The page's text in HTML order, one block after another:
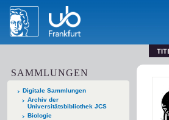
SAMMLUNGEN
Digitale Sammlungen
Archiv der
Universitätsbibliothek JCS
Biologie